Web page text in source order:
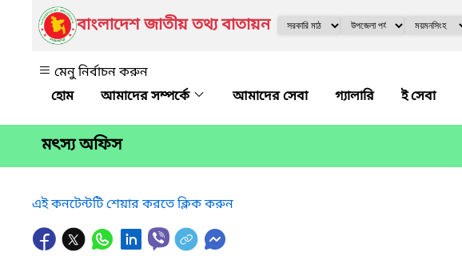
বাংলাদেশ জাতীয় তথ্য বাতায়ন
মেনু নির্বাচন করুন
আমাদের সম্পর্কে
আমাদের সেবা গ্যালারি ই সেবা
মৎস্য অফিস
এই কনটেন্টটি শেয়ার করতে ক্লিক করুন